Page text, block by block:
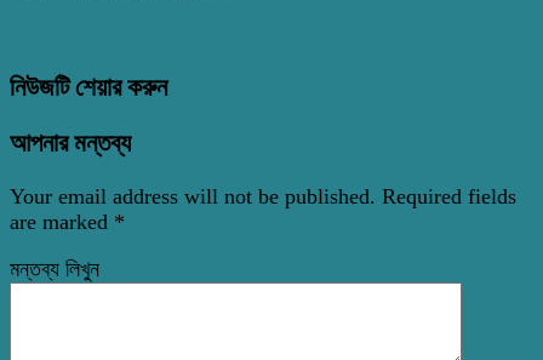
নিউজটি শেয়ার করুন
আপনার মন্তব্য
Your email address will not be published. Required fields
are marked *
মন্তব্য লিখুন